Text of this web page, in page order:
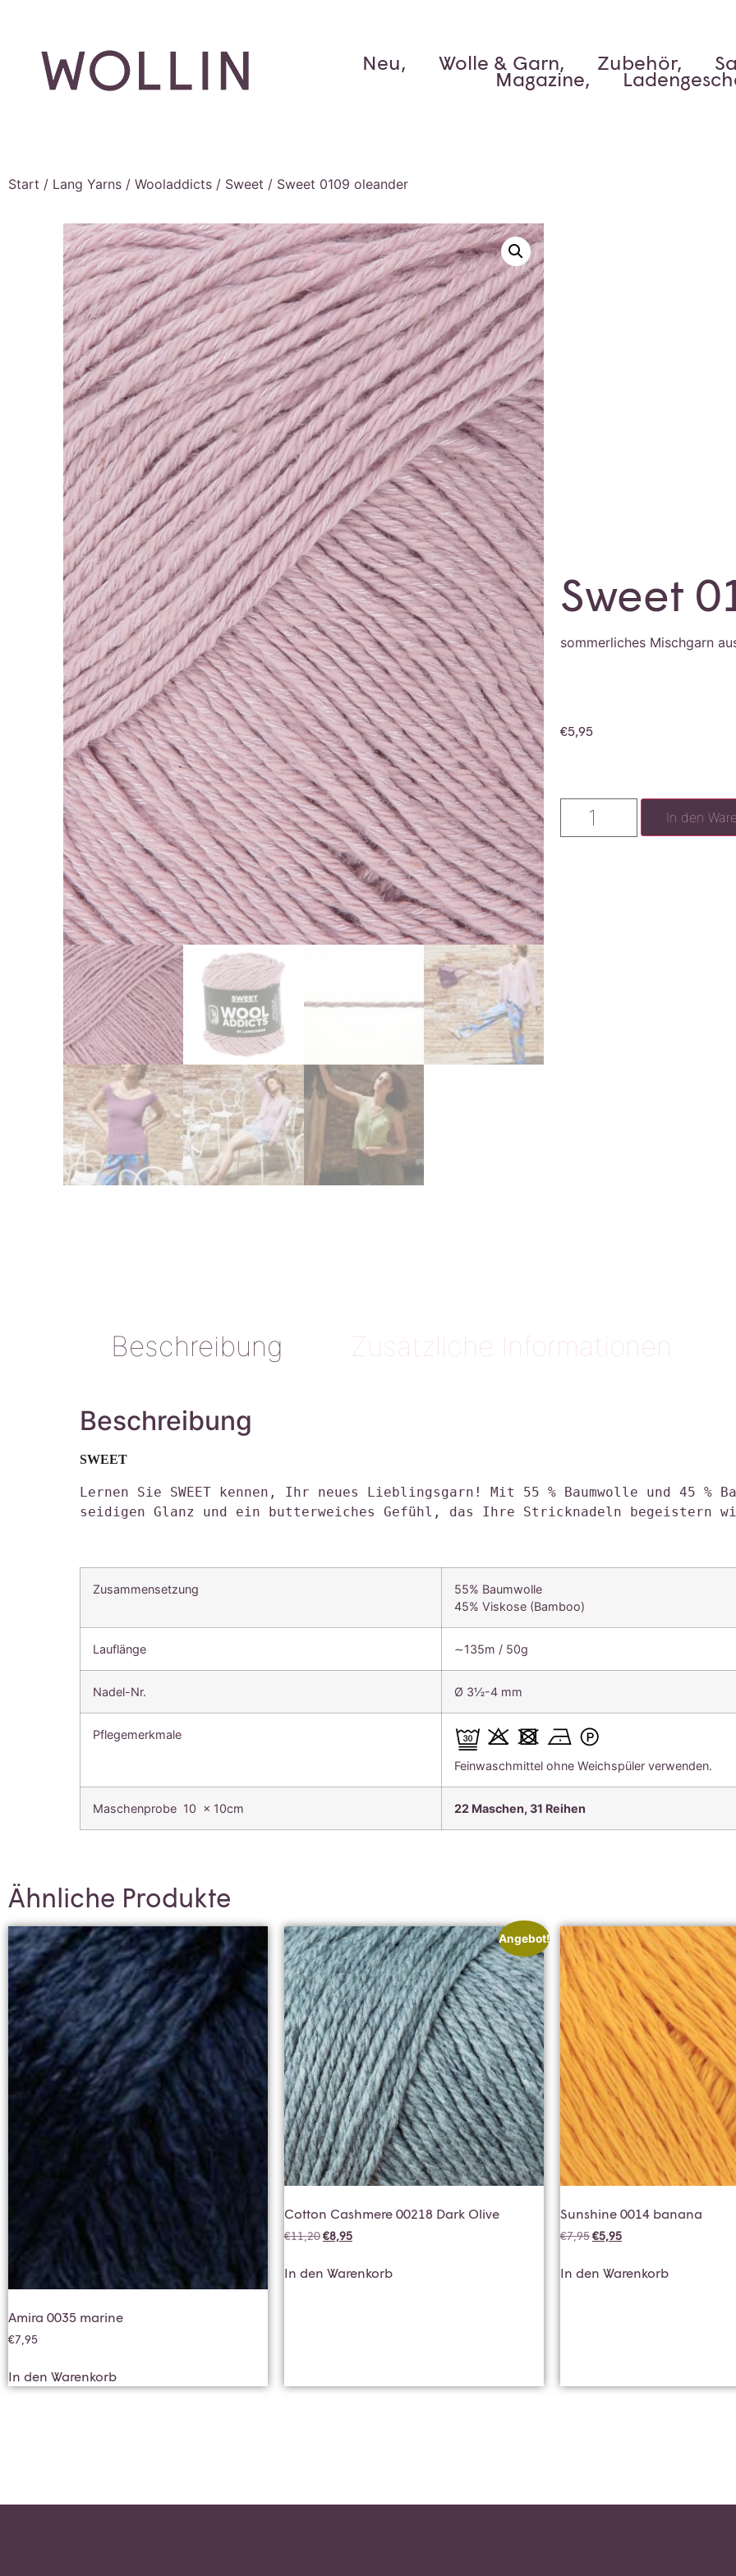
Neu, Wolle & Garn, Zubehör,
Magazine,
Start / Lang Yarns / Wooladdicts / Sweet / Sweet 0109 oleander
Sweet
sommerliches Mischgarn
€5,95
In den
Beschreibung Zusätzliche Informationen
Beschreibung
SWEET
Lernen Sie SWEET kennen, Ihr neues Lieblingsgarn! Mit 55 % Baumwolle und 45 %
seidigen Glanz und ein butterweiches Gefühl, das Ihre Stricknadeln begeistern
Zusammensetzung
55% Baumwolle
45% Viskose (Bamboo)
Lauflänge ∼135m / 50g
Nadel-Nr. Ø 3½-4 mm
Pflegemerkmale
Feinwaschmittel ohne Weichspüler verwenden.
Maschenprobe 10 x 10cm 22 Maschen, 31 Reihen
Ähnliche Produkte
Amira 0035 marine
€7,95
In den Warenkorb
Angebot!
Cotton Cashmere 00218 Dark Olive
€11,20€8,95
In den Warenkorb
Sunshine 0014 banana
€7,95€5,95
In den Warenkorb